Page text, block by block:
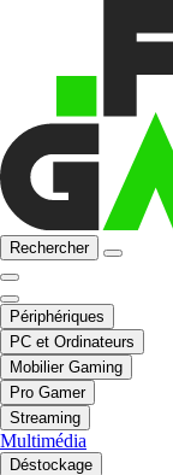
Rechercher
Périphériques
PC et Ordinateurs
Mobilier Gaming
Pro Gamer
Streaming
Multimédia
Déstockage